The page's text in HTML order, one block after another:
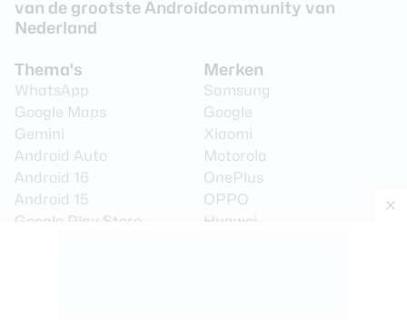
van de grootste Androidcommunity van
Nederland
Thema's
WhatsApp
Google Maps
Gemini
Android Auto
Android 16
Android 15
Google Play Store
Merken
Samsung
Google
Xiaomi
Motorola
OnePlus
OPPO
Huawei